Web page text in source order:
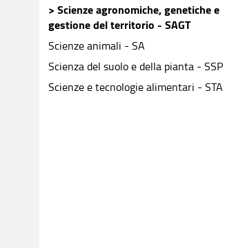
> Scienze agronomiche, genetiche e
gestione del territorio - SAGT
Scienze animali - SA
Scienza del suolo e della pianta - SSP
Scienze e tecnologie alimentari - STA